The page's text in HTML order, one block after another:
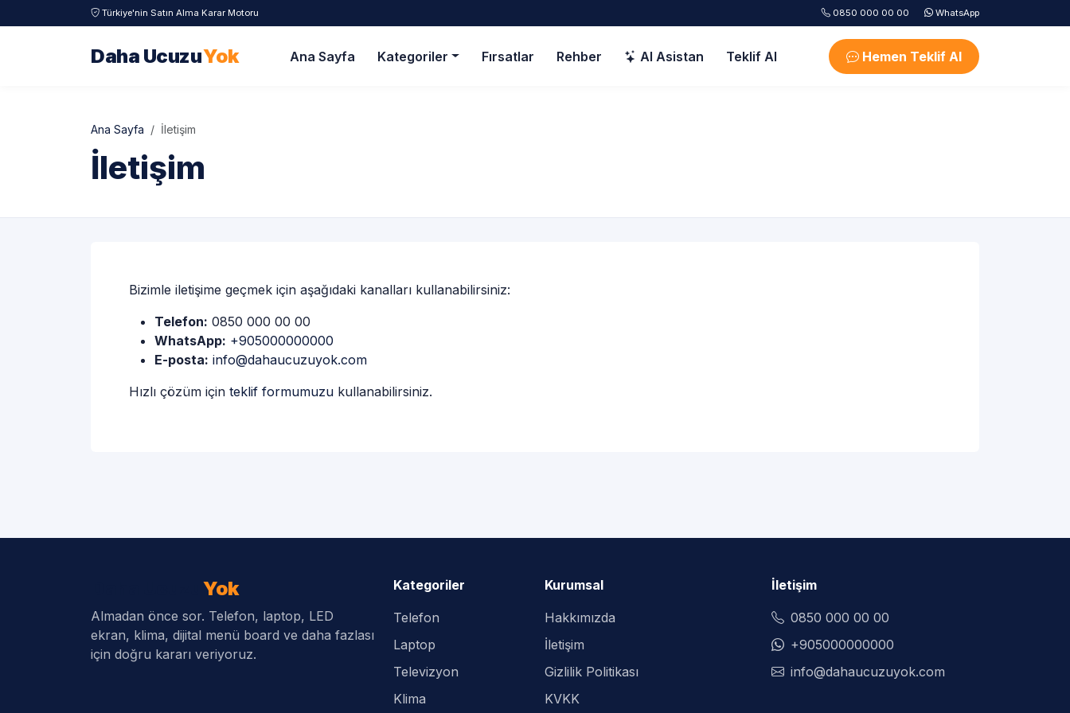
Türkiye'nin Satın Alma Karar Motoru 0850 000 00 00 WhatsApp
Daha UcuzuYok Ana Sayfa Kategoriler Fırsatlar Rehber AI Asistan Teklif Al Hemen Teklif Al
Ana Sayfa İletişim
İletişim
Bizimle iletişime geçmek için aşağıdaki kanalları kullanabilirsiniz:
Telefon: 0850 000 00 00
WhatsApp: +905000000000
E-posta: info@dahaucuzuyok.com
Hızlı çözüm için teklif formumuzu kullanabilirsiniz.
Yok
Almadan önce sor. Telefon, laptop, LED
ekran, klima, dijital menü board ve daha fazlası
için doğru kararı veriyoruz.
Kategoriler
Telefon
Laptop
Televizyon
Klima
Kurumsal
Hakkımızda
İletişim
Gizlilik Politikası
KVKK
İletişim
0850 000 00 00
+905000000000
info@dahaucuzuyok.com